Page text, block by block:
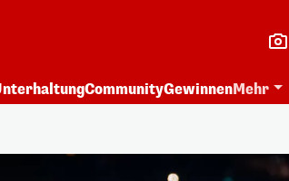
CommunityGewinnenMehr